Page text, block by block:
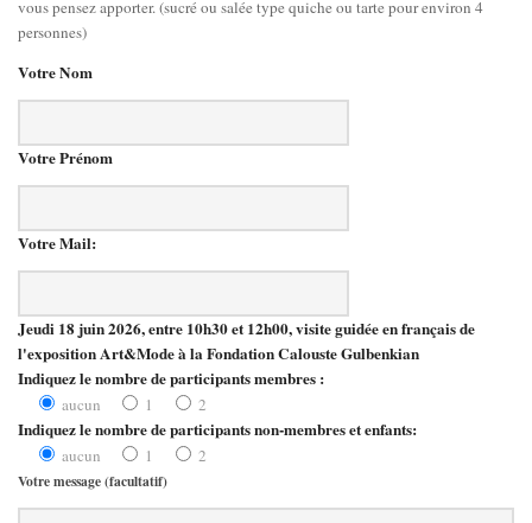
vous pensez apporter. (sucré ou salée type quiche ou tarte pour environ 4
personnes)
Votre Nom
Votre Prénom
Votre Mail:
Jeudi 18 juin 2026, entre 10h30 et 12h00, visite guidée en français de
l'exposition Art&Mode à la Fondation Calouste Gulbenkian
Indiquez le nombre de participants membres :
aucun 1 2
Indiquez le nombre de participants non-membres et enfants:
aucun 1 2
Votre message (facultatif)